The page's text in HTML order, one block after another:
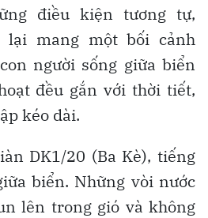
điều kiện tương tự,
lại mang một bối cảnh
người sống giữa biển
đều gắn với thời tiết,
kéo dài.
DK1/20 (Ba Kè), tiếng
biển. Những vòi nước
lên trong gió và không